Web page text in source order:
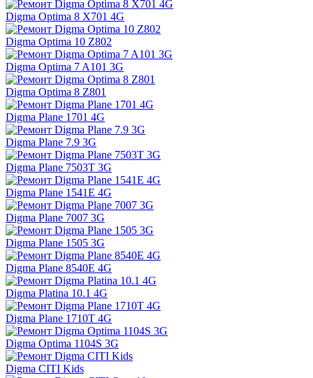
Digma Optima 8 X701 4G
Digma Optima 10 Z802
Digma Optima 7 A101 3G
Digma Optima 8 Z801
Digma Plane 1701 4G
Digma Plane 7.9 3G
Digma Plane 7503T 3G
Digma Plane 1541E 4G
Digma Plane 7007 3G
Digma Plane 1505 3G
Digma Plane 8540E 4G
Digma Platina 10.1 4G
Digma Plane 1710T 4G
Digma Optima 1104S 3G
Digma CITI Kids